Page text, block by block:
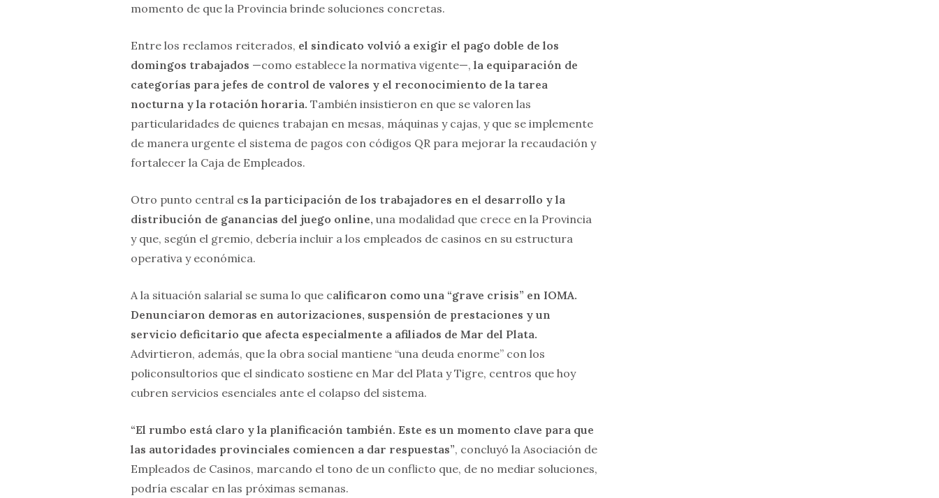
momento de que la Provincia brinde soluciones concretas.
Entre los reclamos reiterados, el sindicato volvió a exigir el pago doble de los
domingos trabajados —como establece la normativa vigente—, la equiparación de
categorías para jefes de control de valores y el reconocimiento de la tarea
nocturna y la rotación horaria. También insistieron en que se valoren las
particularidades de quienes trabajan en mesas, máquinas y cajas, y que se implemente
de manera urgente el sistema de pagos con códigos QR para mejorar la recaudación y
fortalecer la Caja de Empleados.
Otro punto central es la participación de los trabajadores en el desarrollo y la
distribución de ganancias del juego online, una modalidad que crece en la Provincia
y que, según el gremio, debería incluir a los empleados de casinos en su estructura
operativa y económica.
A la situación salarial se suma lo que calificaron como una “grave crisis” en IOMA.
Denunciaron demoras en autorizaciones, suspensión de prestaciones y un
servicio deficitario que afecta especialmente a afiliados de Mar del Plata.
Advirtieron, además, que la obra social mantiene “una deuda enorme” con los
policonsultorios que el sindicato sostiene en Mar del Plata y Tigre, centros que hoy
cubren servicios esenciales ante el colapso del sistema.
“El rumbo está claro y la planificación también. Este es un momento clave para que
las autoridades provinciales comiencen a dar respuestas”, concluyó la Asociación de
Empleados de Casinos, marcando el tono de un conflicto que, de no mediar soluciones,
podría escalar en las próximas semanas.